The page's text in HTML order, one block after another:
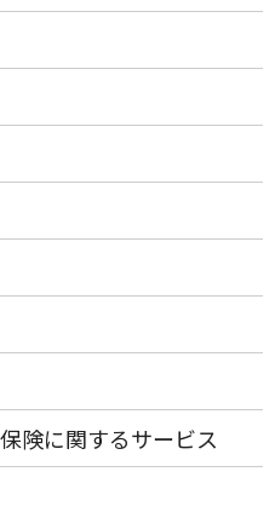
険に関するサービス